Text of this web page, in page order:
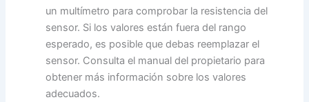
un multímetro para comprobar la resistencia del
sensor. Si los valores están fuera del rango
esperado, es posible que debas reemplazar el
sensor. Consulta el manual del propietario para
obtener más información sobre los valores
adecuados.